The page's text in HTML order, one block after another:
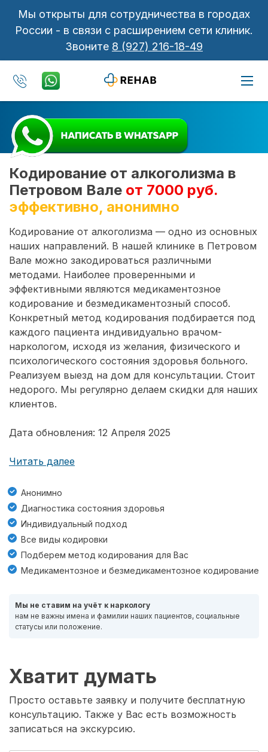
Мы открыты для сотрудничества в городах
России - в связи с расширением сети клиник.
Звоните 8 (927) 216-18-49
Кодирование от алкоголизма в
Петровом Вале от 7000 руб.
эффективно, анонимно
Кодирование от алкоголизма — одно из основных
наших направлений. В нашей клинике в Петровом
Вале можно закодироваться различными
методами. Наиболее проверенными и
эффективными являются медикаментозное
кодирование и безмедикаментозный способ.
Конкретный метод кодирования подбирается под
каждого пациента индивидуально врачом-
наркологом, исходя из желания, физического и
психологического состояния здоровья больного.
Реализуем выезд на дом для консультации. Стоит
недорого. Мы регулярно делаем скидки для наших
клиентов.
Дата обновления: 12 Апреля 2025
Читать далее
Анонимно
Диагностика состояния здоровья
Индивидуальный подход
Все виды кодировки
Подберем метод кодирования для Вас
Медикаментозное и безмедикаментозное кодирование
Мы не ставим на учёт к наркологу
нам не важны имена и фамилии наших пациентов, социальные
статусы или положение.
Хватит думать
Просто оставьте заявку и получите бесплатную
консультацию. Также у Вас есть возможность
записаться на экскурсию.